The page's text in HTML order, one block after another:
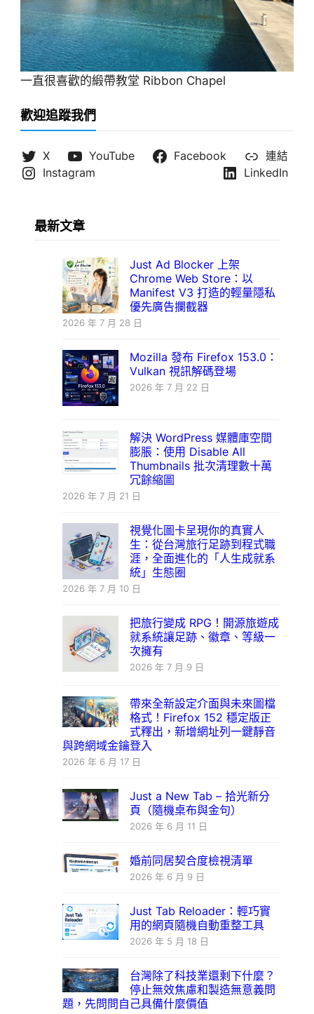
一直很喜歡的緞帶教堂 Ribbon Chapel
歡迎追蹤我們
X YouTube Facebook
連結
Instagram
LinkedIn
最新文章
Just Ad Blocker 上架
Chrome Web Store：以
Manifest V3 打造的輕量隱私
優先廣告攔截器
2026 年 7 月 28 日
Mozilla 發布 Firefox 153.0：
Vulkan 視訊解碼登場
2026 年 7 月 22 日
解決 WordPress 媒體庫空間
膨脹：使用 Disable All
Thumbnails 批次清理數十萬
冗餘縮圖
2026 年 7 月 21 日
視覺化圖卡呈現你的真實人
生：從台灣旅行足跡到程式職
涯，全面進化的「人生成就系
統」生態圈
2026 年 7 月 10 日
把旅行變成 RPG！開源旅遊成
就系統讓足跡、徽章、等級一
次擁有
2026 年 7 月 9 日
帶來全新設定介面與未來圖檔
格式！Firefox 152 穩定版正
式釋出，新增網址列一鍵靜音
與跨網域金鑰登入
2026 年 6 月 17 日
Just a New Tab – 拾光新分
頁（隨機桌布與金句）
2026 年 6 月 11 日
婚前同居契合度檢視清單
2026 年 6 月 9 日
Just Tab Reloader：輕巧實
用的網頁隨機自動重整工具
2026 年 5 月 18 日
台灣除了科技業還剩下什麼？
停止無效焦慮和製造無意義問
題，先問問自己具備什麼價值